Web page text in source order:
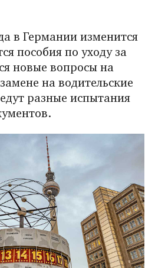
в Германии изменится
пособия по уходу за
новые вопросы на
на водительские
разные испытания